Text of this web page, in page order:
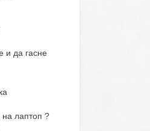
и да гасне
на лаптоп ?